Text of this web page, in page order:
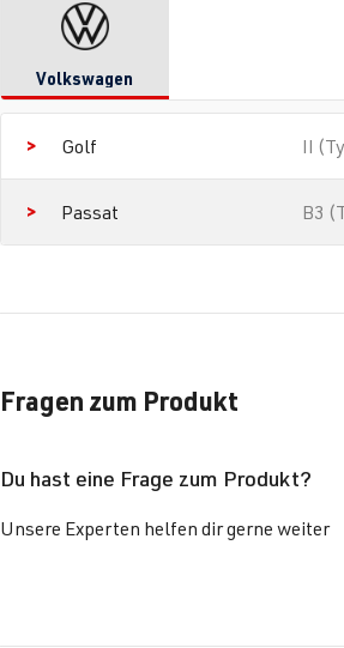
Volkswagen
Golf II
Passat B3
Fragen zum Produkt
Du hast eine Frage zum Produkt?
Unsere Experten helfen dir gerne weiter